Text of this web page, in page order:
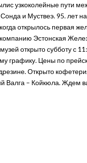
узкоколейные пути
и Муствеэ. 95. лет
открылось первая
Эстонская
открыто субботу с
графику. Цены по
Открыто
Валга – Койкюла. Ждем